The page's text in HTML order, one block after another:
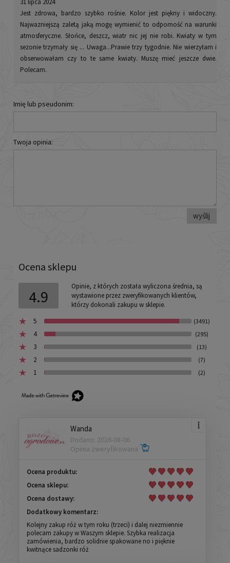
Jest zdrowa, bardzo szybko rośnie. Kolor jest piękny i widoczny.
Najwazniejszą zaletą jaką mogę wymienić to odporność na warunki
atmosferyczne. Słońce, deszcz, wiatr nic jej nie robi. Kwiaty w tym
sezonie trzymały się ... Uwaga...Prawie trzy tygodnie. Nie wierzyłam i
obserwowałam czy to te same kwiaty. Muszę mieć jeszcze dwie.
Polecam.
Imię lub pseudonim:
Twoja opinia:
wyślij
Ocena sklepu
4.9
Opinie, z których została wyliczona średnia, są
wystawione przez zweryfikowanych klientów,
którzy dokonali zakupu w sklepie.
5
(3491)
4 (295)
3 (13)
2 (7)
1 (2)
Wanda
Dodano: 2026-08-06
Opinia zweryfikowana
Ocena produktu:
Ocena sklepu:
Ocena dostawy:
Dodatkowy komentarz:
Kolejny zakup róż w tym roku (trzeci) i dalej niezmiennie
polecam zakupy w Waszym sklepie. Szybka realizacja
zamówienia, bardzo solidnie spakowane no i pięknie
kwitnące sadzonki róż